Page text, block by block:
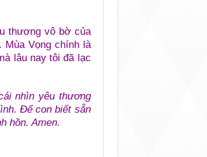
thương vô bờ của
Mùa Vọng chính là
lâu nay tôi đã lạc
nhìn yêu thương
Để con biết sẵn
hồn. Amen.